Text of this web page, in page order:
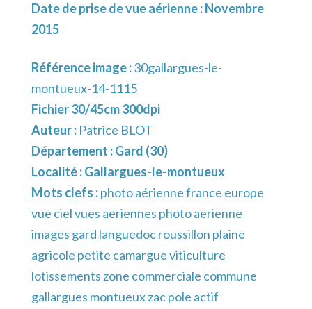
Date de prise de vue aérienne : Novembre
2015
Référence image :30gallargues-le-
montueux-14-1115
Fichier 30/45cm 300dpi
Auteur : Patrice BLOT
Département :Gard (30)
Localité :Gallargues-le-montueux
Mots clefs :photo aérienne france europe
vue ciel vues aeriennes photo aerienne
images gard languedoc roussillon plaine
agricole petite camargue viticulture
lotissements zone commerciale commune
gallargues montueux zac pole actif